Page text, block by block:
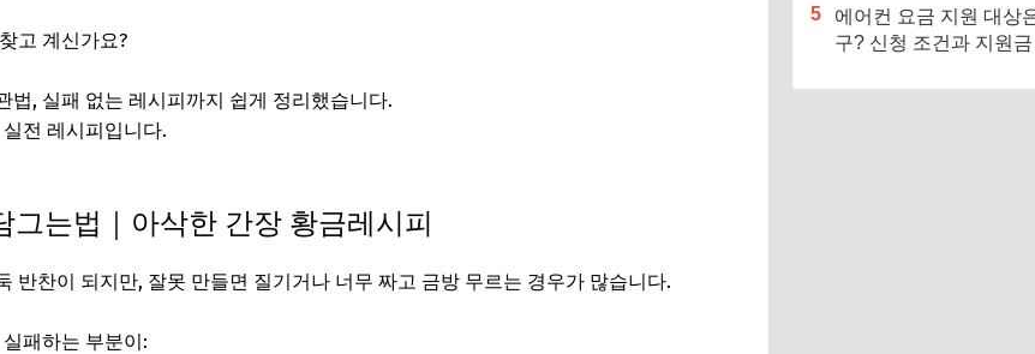
고 계신가요?
법, 실패 없는 레시피까지 쉽게 정리했습니다.
전 레시피입니다.
그는법｜아삭한 간장 황금레시피
반찬이 되지만, 잘못 만들면 질기거나 너무 짜고 금방 무르는 경우가 많습니다.
패하는 부분이:
5
에어컨 요금 지원 대상
구? 신청 조건과 지원